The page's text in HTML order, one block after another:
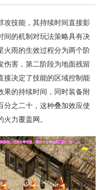
攻技能，其持续时间直接影
间的机制对玩法策略具有决
火雨的生效过程分为两个阶
伤害，第二阶段为地面残留
接决定了技能的区域控制能
果的持续时间，同时装备附
分之二十，这种叠加效应使
力覆盖网。